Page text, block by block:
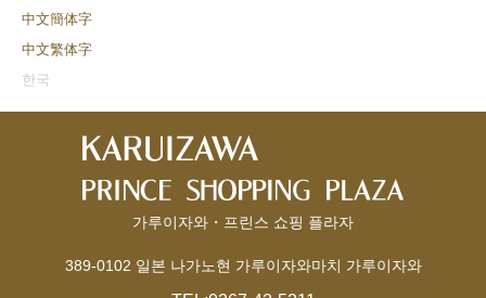
中文簡体字
中文繁体字
한국
가루이자와・프린스 쇼핑 플라자
389-0102 일본 나가노현 가루이자와마치 가루이자와